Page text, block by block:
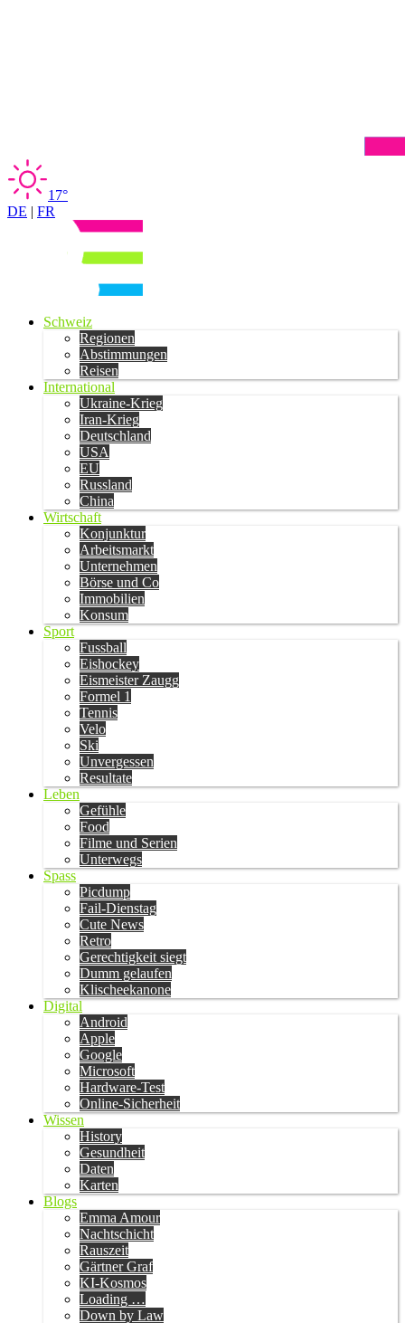
17°
DE | FR
Schweiz
Regionen
Abstimmungen
Reisen
International
Ukraine-Krieg
Iran-Krieg
Deutschland
USA
EU
Russland
China
Wirtschaft
Konjunktur
Arbeitsmarkt
Unternehmen
Börse und Co
Immobilien
Konsum
Sport
Fussball
Eishockey
Eismeister Zaugg
Formel 1
Tennis
Velo
Ski
Unvergessen
Resultate
Leben
Gefühle
Food
Filme und Serien
Unterwegs
Spass
Picdump
Fail-Dienstag
Cute News
Retro
Gerechtigkeit siegt
Dumm gelaufen
Klischeekanone
Digital
Android
Apple
Google
Microsoft
Hardware-Test
Online-Sicherheit
Wissen
History
Gesundheit
Daten
Karten
Blogs
Emma Amour
Nachtschicht
Rauszeit
Gärtner Graf
KI-Kosmos
Loading …
Down by Law